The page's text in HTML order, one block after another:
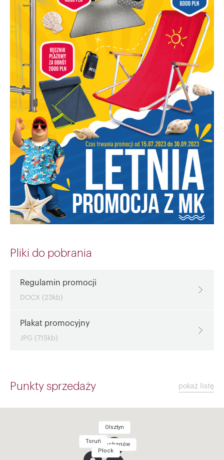
Pliki do pobrania
Regulamin promocji
DOCX (23kb)
Plakat promocyjny
JPG (715kb)
Punkty sprzedaży pokaż listę
Ciechanów
Olsztyn
Płock
Toruń